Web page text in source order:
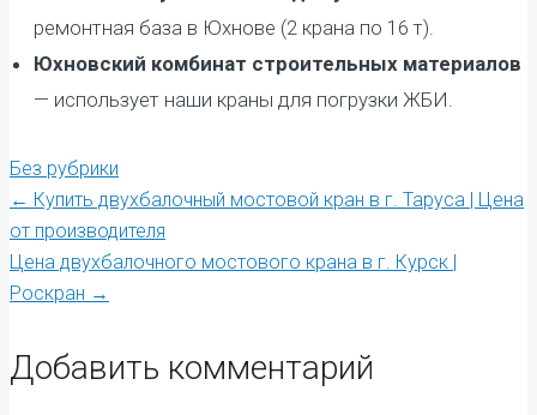
ремонтная база в Юхнове (2 крана по 16 т).
Юхновский комбинат строительных материалов
— использует наши краны для погрузки ЖБИ.
Без рубрики
Post
navigation
← Купить двухбалочный мостовой кран в г. Таруса | Цена
от производителя
Цена двухбалочного мостового крана в г. Курск |
Роскран →
Добавить комментарий